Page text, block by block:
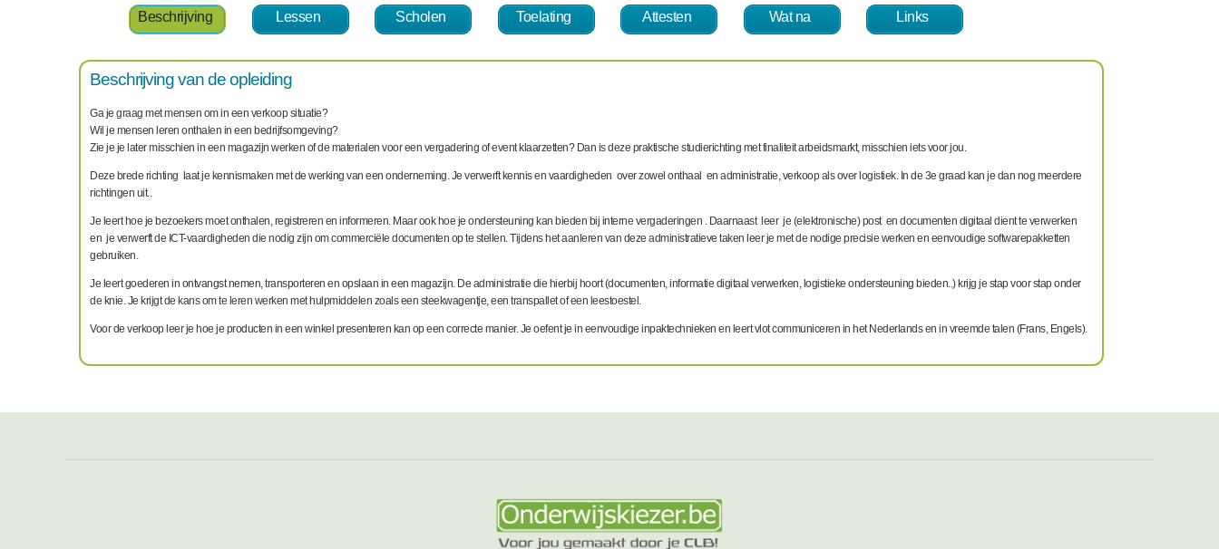
Beschrijving Lessen Scholen Toelating Attesten Wat na Links
Beschrijving van de opleiding
Ga je graag met mensen om in een verkoop situatie?
Wil je mensen leren onthalen in een bedrijfsomgeving?
Zie je je later misschien in een magazijn werken of de materialen voor een vergadering of event klaarzetten? Dan is deze praktische studierichting met finaliteit arbeidsmarkt, misschien iets voor jou.
Deze brede richting laat je kennismaken met de werking van een onderneming. Je verwerft kennis en vaardigheden over zowel onthaal en administratie, verkoop als over logistiek. In de 3e graad kan je dan nog meerdere
richtingen uit..
Je leert hoe je bezoekers moet onthalen, registreren en informeren. Maar ook hoe je ondersteuning kan bieden bij interne vergaderingen . Daarnaast leer je (elektronische) post en documenten digitaal dient te verwerken
en je verwerft de ICT-vaardigheden die nodig zijn om commerciële documenten op te stellen. Tijdens het aanleren van deze administratieve taken leer je met de nodige precisie werken en eenvoudige softwarepakketten
gebruiken.
Je leert goederen in ontvangst nemen, transporteren en opslaan in een magazijn. De administratie die hierbij hoort (documenten, informatie digitaal verwerken, logistieke ondersteuning bieden..) krijg je stap voor stap onder
de knie. Je krijgt de kans om te leren werken met hulpmiddelen zoals een steekwagentje, een transpallet of een leestoestel.
Voor de verkoop leer je hoe je producten in een winkel presenteren kan op een correcte manier. Je oefent je in eenvoudige inpaktechnieken en leert vlot communiceren in het Nederlands en in vreemde talen (Frans, Engels).